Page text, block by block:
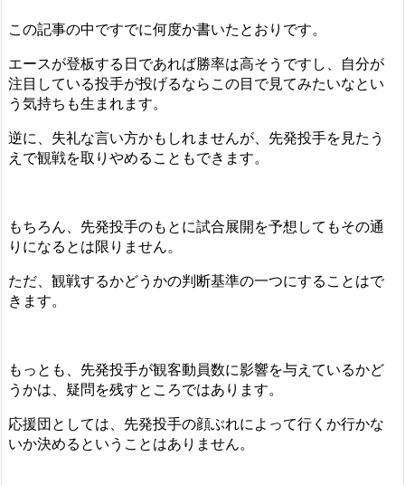
この記事の中ですでに何度か書いたとおりです。
エースが登板する日であれば勝率は高そうですし、自分が
注目している投手が投げるならこの目で見てみたいなとい
う気持ちも生まれます。
逆に、失礼な言い方かもしれませんが、先発投手を見たう
えで観戦を取りやめることもできます。
もちろん、先発投手のもとに試合展開を予想してもその通
りになるとは限りません。
ただ、観戦するかどうかの判断基準の一つにすることはで
きます。
もっとも、先発投手が観客動員数に影響を与えているかど
うかは、疑問を残すところではあります。
応援団としては、先発投手の顔ぶれによって行くか行かな
いか決めるということはありません。